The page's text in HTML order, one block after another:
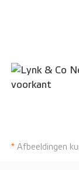
* Afbeeldingen